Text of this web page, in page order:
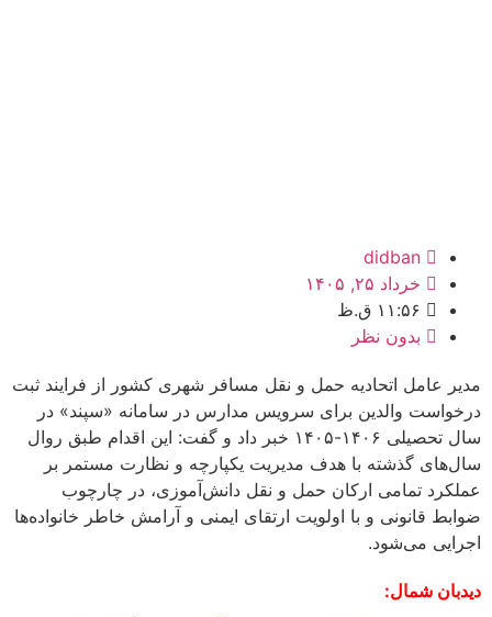
didban
خرداد ۲۵, ۱۴۰۵
۱۱:۵۶ ق.ظ
بدون نظر
مدیر عامل اتحادیه حمل‌ و نقل مسافر شهری کشور از فرایند ثبت
درخواست والدین برای سرویس مدارس در سامانه «سپند» در
سال تحصیلی ۱۴۰۶-۱۴۰۵ خبر داد و گفت: این اقدام طبق روال
سال‌های گذشته با هدف مدیریت یکپارچه و نظارت مستمر بر
عملکرد تمامی ارکان حمل‌ و نقل دانش‌آموزی، در چارچوب
ضوابط قانونی و با اولویت ارتقای ایمنی و آرامش خاطر خانواده‌ها
اجرایی می‌شود.
دیدبان شمال: